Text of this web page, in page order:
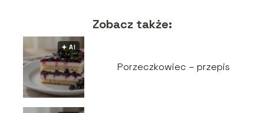
Zobacz także:
🟅 AI
Porzeczkowiec – przepis